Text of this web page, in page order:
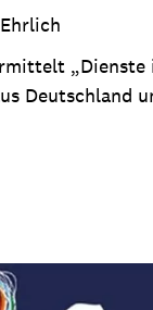
„Dienste
Deutschland